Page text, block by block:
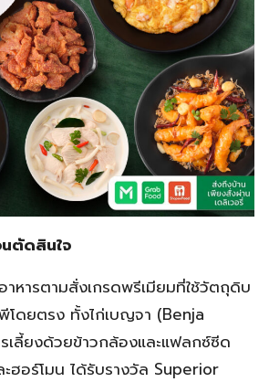
นตัดสินใจ
าหารตามสั่งเกรดพรีเมียมที่ใช้วัตถุดิบ
โดยตรง ทั้งไก่เบญจา (Benja
เลี้ยงด้วยข้าวกล้องและแฟลกซ์ซีด
ฮอร์โมน ได้รับรางวัล Superior